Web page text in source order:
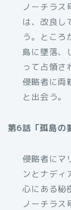
ノーチラス
は、改良し
う。ところ
島に墜落、
って占領さ
侵略者に両
と出会う。
第6話「孤島の
侵略者にマ
ンとナディ
心にある秘
ノーチラス